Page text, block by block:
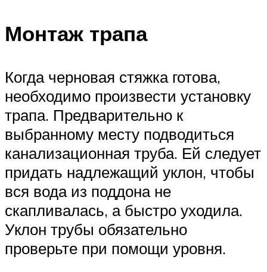
Монтаж трапа
Когда черновая стяжка готова,
необходимо произвести установку
трапа. Предварительно к
выбранному месту подводиться
канализационная труба. Ей следует
придать надлежащий уклон, чтобы
вся вода из поддона не
скапливалась, а быстро уходила.
Уклон трубы обязательно
проверьте при помощи уровня.